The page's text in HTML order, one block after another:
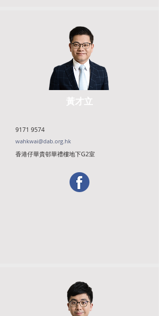
黃才立
9171 9574
wahkwai@dab.org.hk
香港仔華貴邨華禮樓地下G2室